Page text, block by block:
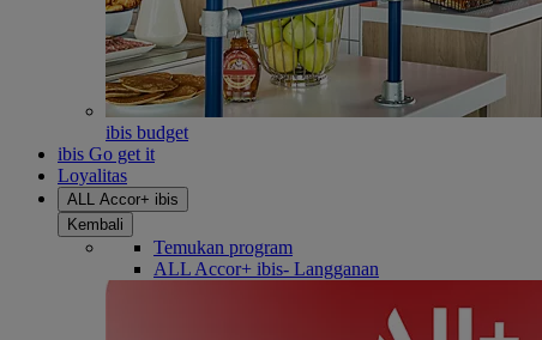
ibis budget
ibis Go get it
Loyalitas
ALL Accor+ ibis
Kembali
Temukan program
ALL Accor+ ibis- Langganan